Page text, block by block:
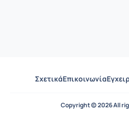
ΣχετικάΕπικοινωνία
Copyright © 2026 All